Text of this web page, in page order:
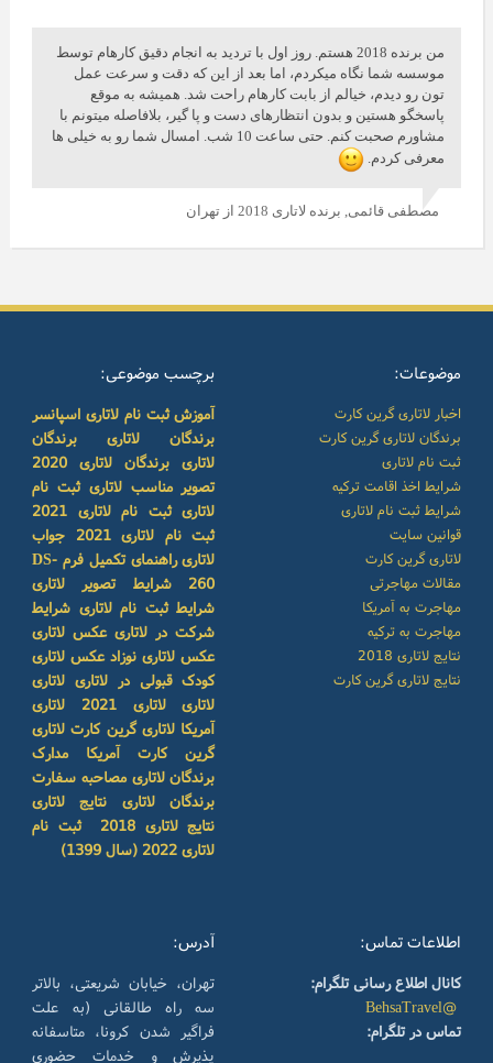
من برنده 2018 هستم. روز اول با تردید به انجام دقیق کارهام توسط
موسسه شما نگاه میکردم، اما بعد از این که دقت و سرعت عمل
تون رو دیدم، خیالم از بابت کارهام راحت شد. همیشه به موقع
پاسخگو هستین و بدون انتظارهای دست و پا گیر، بلافاصله میتونم با
مشاورم صحبت کنم. حتی ساعت 10 شب. امسال شما رو به خیلی ها
معرفی کردم.
مصطفی قائمی, برنده لاتاری 2018 از تهران
برچسب موضوعی:
آموزش ثبت نام لاتاری اسپانسر
برندگان لاتاری
برندگان
لاتاری
برندگان لاتاری 2020
تصویر مناسب لاتاری
ثبت نام
لاتاری
ثبت نام لاتاری 2021
ثبت نام لاتاری 2021
جواب
لاتاری
راهنمای تکمیل فرم DS-
260
شرایط تصویر لاتاری
شرایط ثبت نام لاتاری
شرایط
شرکت در لاتاری عکس لاتاری
عکس لاتاری نوزاد عکس لاتاری
کودک
قبولی در لاتاری
لاتاری
لاتاری
لاتاری 2021
لاتاری
آمریکا لاتاری گرین کارت لاتاری
گرین کارت آمریکا
مدارک
برندگان لاتاری مصاحبه سفارت
برندگان لاتاری
نتایج لاتاری
نتایج لاتاری 2018
ثبت نام
لاتاری 2022 (سال 1399)
موضوعات:
اخبار لاتاری گرین کارت
برندگان لاتاری گرین کارت
ثبت نام لاتاری
شرایط اخذ اقامت ترکیه
شرایط ثبت نام لاتاری
قوانین سایت
لاتاری گرین کارت
مقالات مهاجرتی
مهاجرت به آمریکا
مهاجرت به ترکیه
نتایج لاتاری 2018
نتایج لاتاری گرین کارت
آدرس:
تهران، خیابان شریعتی، بالاتر
سه راه طالقانی (به علت
فراگیر شدن کرونا، متاسفانه
پذیرش و خدمات حضوری
اطلاعات تماس:
کانال اطلاع رسانی تلگرام:
@BehsaTravel
تماس در تلگرام: